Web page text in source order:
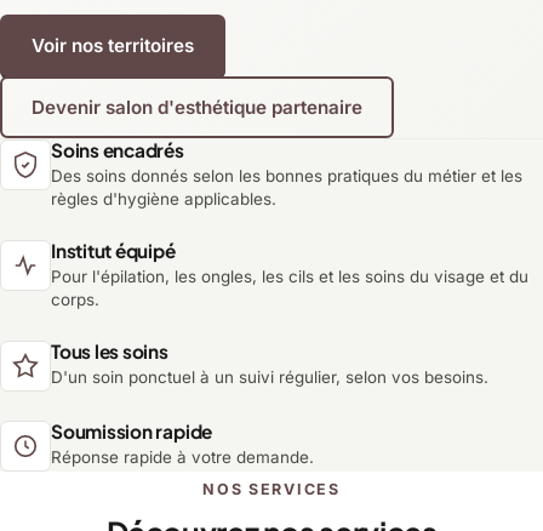
Voir nos territoires
Devenir salon d'esthétique partenaire
Soins encadrés
Des soins donnés selon les bonnes pratiques du métier et les
règles d'hygiène applicables.
Institut équipé
Pour l'épilation, les ongles, les cils et les soins du visage et du
corps.
Tous les soins
D'un soin ponctuel à un suivi régulier, selon vos besoins.
Soumission rapide
Réponse rapide à votre demande.
NOS SERVICES